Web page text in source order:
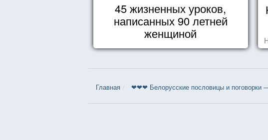
45 жизненных уроков,
написанных 90 летней
женщиной
Главная ❤❤❤ Белорусские пословицы и поговорки